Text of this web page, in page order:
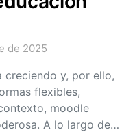
de 2025
creciendo y, por ello,
flexibles,
moodle
A lo largo de…